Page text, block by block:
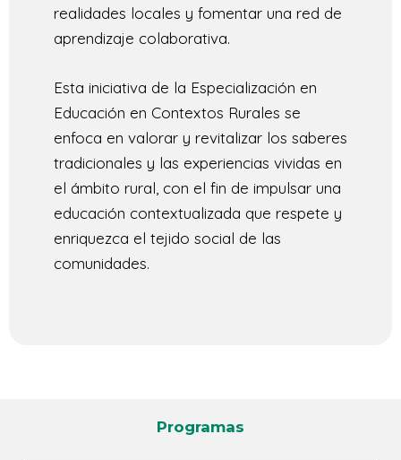
realidades locales y fomentar una red de
aprendizaje colaborativa.
Esta iniciativa de la Especialización en
Educación en Contextos Rurales se
enfoca en valorar y revitalizar los saberes
tradicionales y las experiencias vividas en
el ámbito rural, con el fin de impulsar una
educación contextualizada que respete y
enriquezca el tejido social de las
comunidades.
Programas